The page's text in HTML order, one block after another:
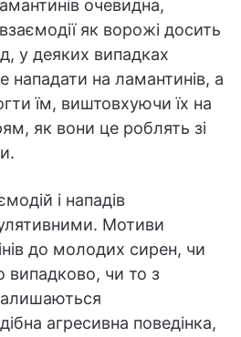
очевидна,
як ворожі досить
у деяких випадках
нападати на ламантинів, а
їм, виштовхуючи їх на
як вони це роблять зі
і нападів
Мотиви
до молодих сирен, чи
випадково, чи то з
агресивна поведінка,